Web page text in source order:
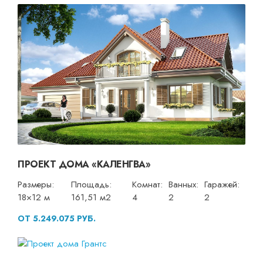
ПРОЕКТ ДОМА «КАЛЕНГВА»
Размеры:
18×12 м
Площадь:
161,51 м2
Комнат:
4
Ванных:
2
Гаражей:
2
ОТ 5.249.075 РУБ.